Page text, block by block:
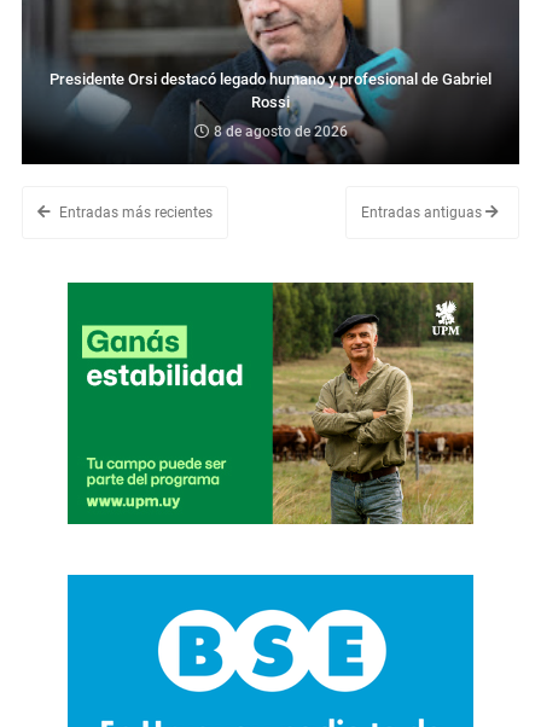
Presidente Orsi destacó legado humano y profesional de Gabriel
Rossi
8 de agosto de 2026
Entradas más recientes Entradas antiguas